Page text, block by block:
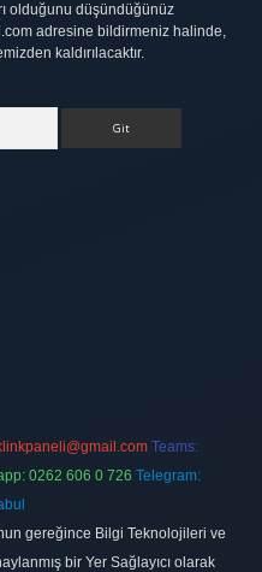
olduğunu düşündüğünüz
adresine bildirmeniz halinde,
kaldırılacaktır.
Teams:
0262 606 0 726 Telegram:
gereğince Bilgi Teknolojileri ve
bir Yer Sağlayıcı olarak